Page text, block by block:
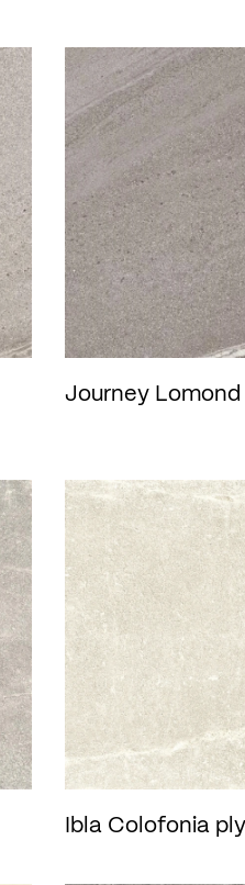
Journey
Ibla Colofonia